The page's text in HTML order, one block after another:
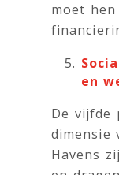
moet
en
De vijfde
dimensie
Havens